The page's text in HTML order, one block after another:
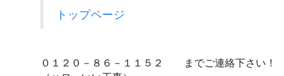
トップページ
０１２０－８６－１１５２ までご連絡下さい！